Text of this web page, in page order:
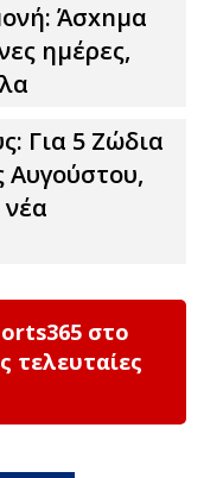
Άσxnμα
ημέρες,
Για 5 Zώδια
Αυγούστου,
στο
τελευταίες